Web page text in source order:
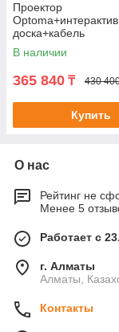
Проектор
доска+кабель
HDMI+потолочное
В наличии
365 840 ₸ 430
Купить
О нас
Рейтинг не
Менее 5
Работает с
г. Алматы
Алматы,
Контакты